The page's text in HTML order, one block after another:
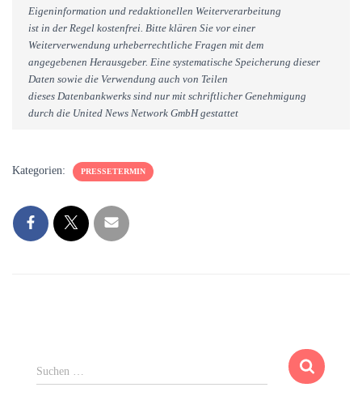
Eigeninformation und redaktionellen Weiterverarbeitung
ist in der Regel kostenfrei. Bitte klären Sie vor einer
Weiterverwendung urheberrechtliche Fragen mit dem
angegebenen Herausgeber. Eine systematische Speicherung dieser
Daten sowie die Verwendung auch von Teilen
dieses Datenbankwerks sind nur mit schriftlicher Genehmigung
durch die United News Network GmbH gestattet
Kategorien: PRESSETERMIN
S
u
Suchen …